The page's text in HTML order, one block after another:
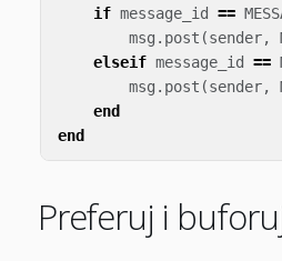
if message_id ==
msg . post (sender,
elseif message_id ==
msg . post (sender,
end
end
Preferuj i